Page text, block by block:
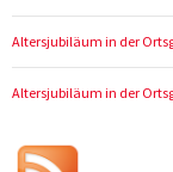
Altersjubiläum in der
Altersjubiläum in der